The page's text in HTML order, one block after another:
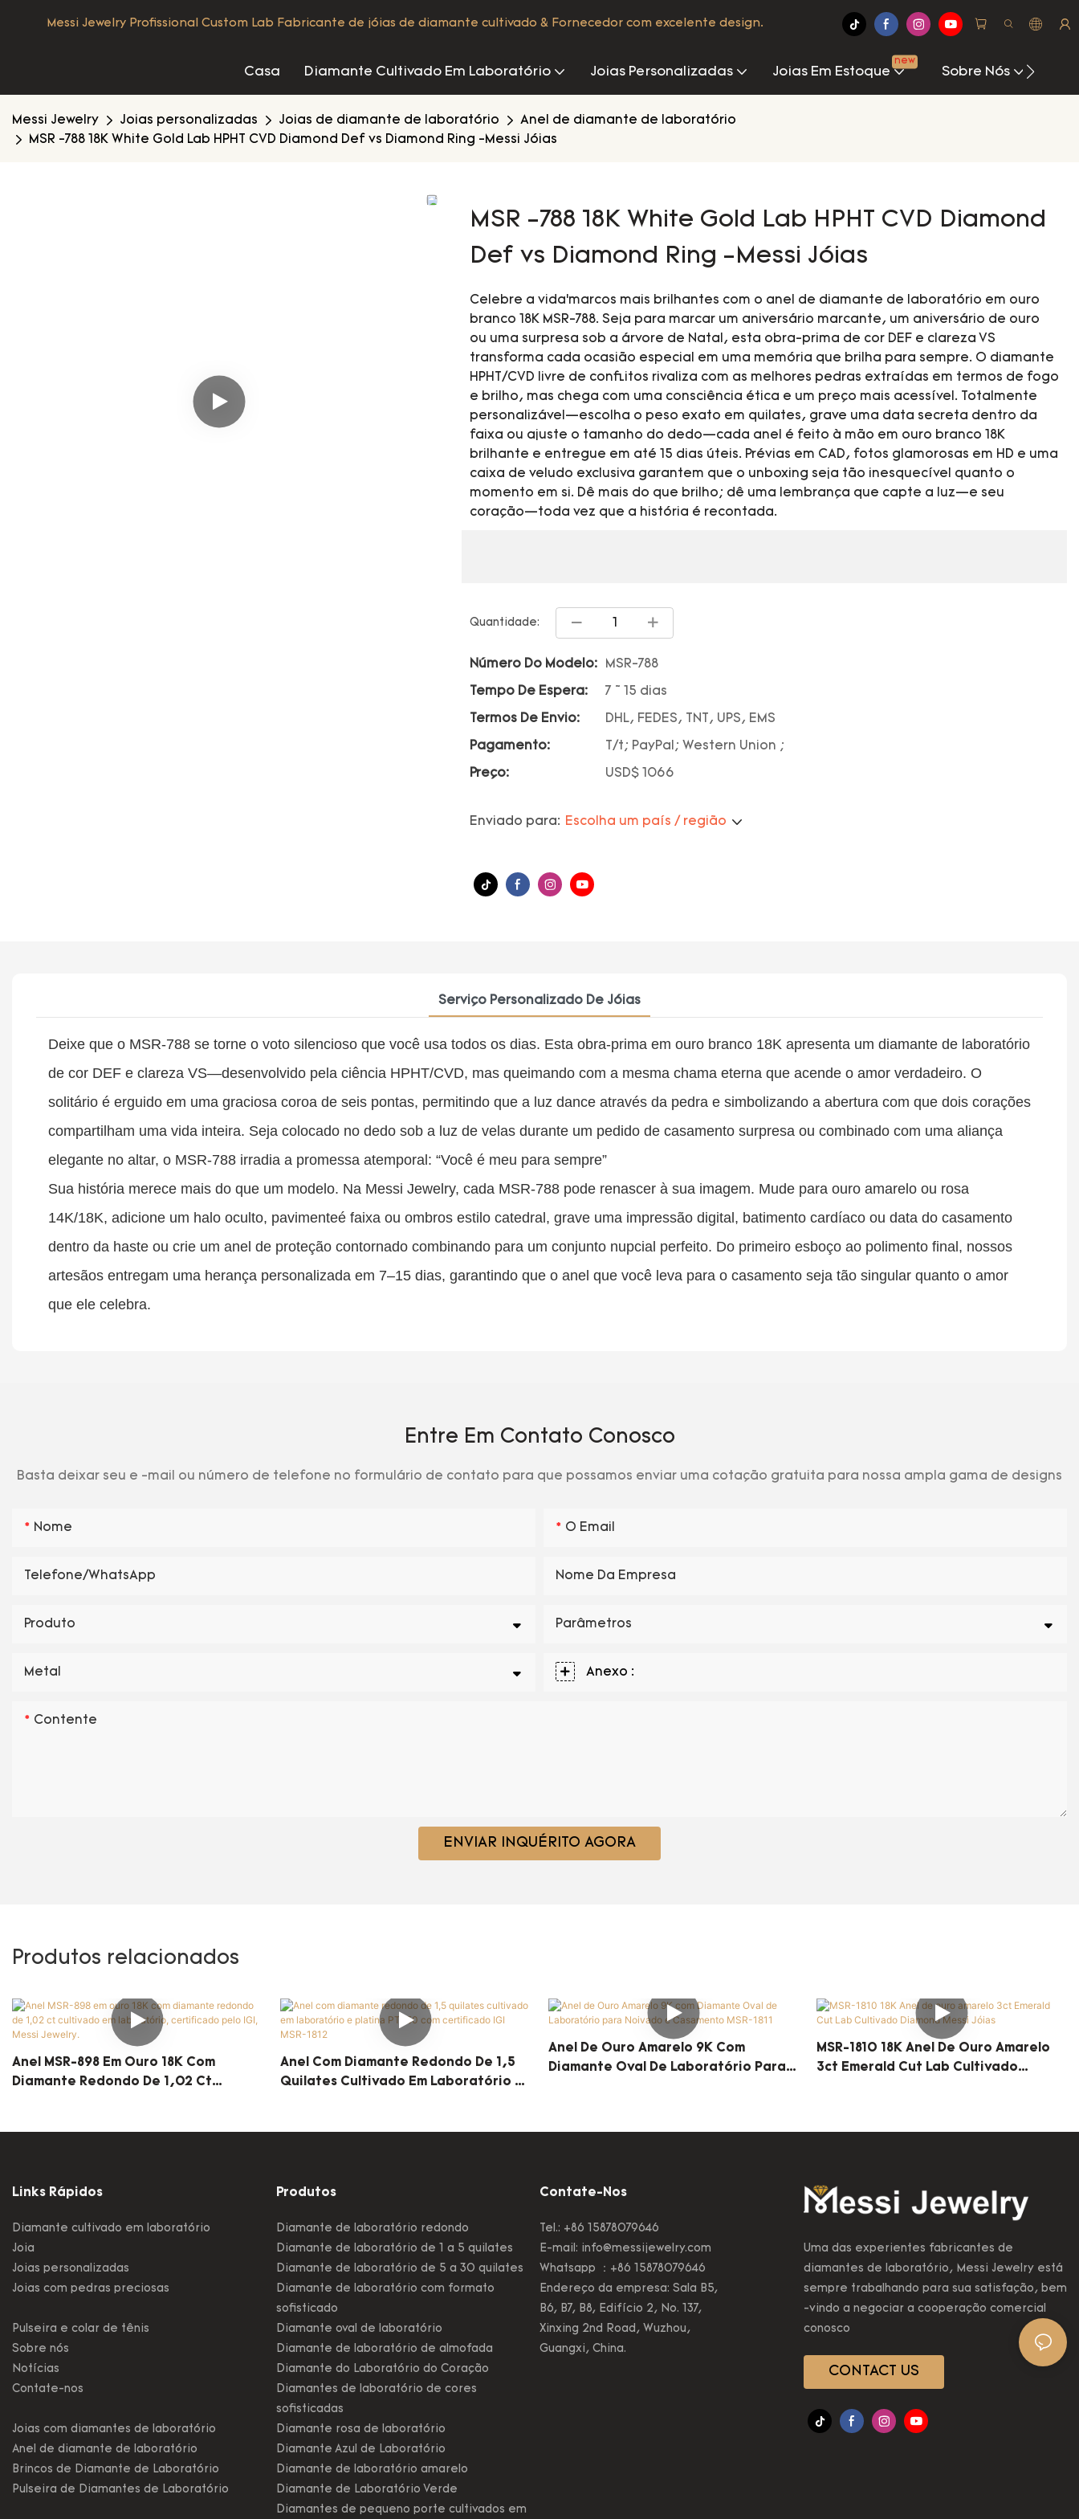
Messi Jewelry Profissional Custom Lab Fabricante de jóias de diamante cultivado & Fornecedor com excelente design.
Casa Diamante Cultivado Em Laboratório Joias Personalizadas Joias Em Estoque
new
Sobre Nós
Messi Jewelry Joias personalizadas Joias de diamante de laboratório
Anel de diamante de laboratório
MSR -788 18K White Gold Lab HPHT CVD Diamond Def vs Diamond Ring -Messi Jóias
MSR -788 18K White Gold Lab HPHT CVD Diamond
Def vs Diamond Ring -Messi Jóias
Celebre a vida’marcos mais brilhantes com o anel de diamante de laboratório em ouro
branco 18K MSR-788. Seja para marcar um aniversário marcante, um aniversário de ouro
ou uma surpresa sob a árvore de Natal, esta obra-prima de cor DEF e clareza VS
transforma cada ocasião especial em uma memória que brilha para sempre. O diamante
HPHT/CVD livre de conflitos rivaliza com as melhores pedras extraídas em termos de fogo
e brilho, mas chega com uma consciência ética e um preço mais acessível. Totalmente
personalizável—escolha o peso exato em quilates, grave uma data secreta dentro da
faixa ou ajuste o tamanho do dedo—cada anel é feito à mão em ouro branco 18K
brilhante e entregue em até 15 dias úteis. Prévias em CAD, fotos glamorosas em HD e uma
caixa de veludo exclusiva garantem que o unboxing seja tão inesquecível quanto o
momento em si. Dê mais do que brilho; dê uma lembrança que capte a luz—e seu
coração—toda vez que a história é recontada.
Quantidade:
Número Do Modelo: MSR-788
Tempo De Espera: 7 ~ 15 dias
Termos De Envio: DHL, FEDES, TNT, UPS, EMS
Pagamento: T/t; PayPal; Western Union ;
Preço: USD$ 1066
Enviado para: Escolha um país / região
Serviço Personalizado De Jóias
Deixe que o MSR-788 se torne o voto silencioso que você usa todos os dias. Esta obra-prima em ouro branco 18K apresenta um diamante de laboratório
de cor DEF e clareza VS—desenvolvido pela ciência HPHT/CVD, mas queimando com a mesma chama eterna que acende o amor verdadeiro. O
solitário é erguido em uma graciosa coroa de seis pontas, permitindo que a luz dance através da pedra e simbolizando a abertura com que dois corações
compartilham uma vida inteira. Seja colocado no dedo sob a luz de velas durante um pedido de casamento surpresa ou combinado com uma aliança
elegante no altar, o MSR-788 irradia a promessa atemporal: “Você é meu para sempre”
Sua história merece mais do que um modelo. Na Messi Jewelry, cada MSR-788 pode renascer à sua imagem. Mude para ouro amarelo ou rosa
14K/18K, adicione um halo oculto, pavimenteé faixa ou ombros estilo catedral, grave uma impressão digital, batimento cardíaco ou data do casamento
dentro da haste ou crie um anel de proteção contornado combinando para um conjunto nupcial perfeito. Do primeiro esboço ao polimento final, nossos
artesãos entregam uma herança personalizada em 7–15 dias, garantindo que o anel que você leva para o casamento seja tão singular quanto o amor
que ele celebra.
Entre Em Contato Conosco
Basta deixar seu e -mail ou número de telefone no formulário de contato para que possamos enviar uma cotação gratuita para nossa ampla gama de designs
Nome O Email
Telefone/WhatsApp Nome Da Empresa
Produto Parâmetros
Metal Anexo :
Contente
ENVIAR INQUÉRITO AGORA
Produtos relacionados
Anel MSR-898 Em Ouro 18K Com
Diamante Redondo De 1,02 Ct
Anel Com Diamante Redondo De 1,5
Quilates Cultivado Em Laboratório E
Anel De Ouro Amarelo 9K Com
Diamante Oval De Laboratório Para
MSR-1810 18K Anel De Ouro Amarelo
3ct Emerald Cut Lab Cultivado
Links Rápidos
Diamante cultivado em laboratório
Joia
Joias personalizadas
Joias com pedras preciosas
Pulseira e colar de tênis
Sobre nós
Notícias
Contate-nos
Joias com diamantes de laboratório
Anel de diamante de laboratório
Brincos de Diamante de Laboratório
Pulseira de Diamantes de Laboratório
Produtos
Diamante de laboratório redondo
Diamante de laboratório de 1 a 5 quilates
Diamante de laboratório de 5 a 30 quilates
Diamante de laboratório com formato
sofisticado
Diamante oval de laboratório
Diamante de laboratório de almofada
Diamante do Laboratório do Coração
Diamantes de laboratório de cores
sofisticadas
Diamante rosa de laboratório
Diamante Azul de Laboratório
Diamante de laboratório amarelo
Diamante de Laboratório Verde
Diamantes de pequeno porte cultivados em
Contate-Nos
Tel.: +86 15878079646
E-mail: info@messijewelry.com
Whatsapp ：+86 15878079646
Endereço da empresa: Sala B5,
B6, B7, B8, Edifício 2, No. 137,
Xinxing 2nd Road, Wuzhou,
Guangxi, China.
Uma das experientes fabricantes de
diamantes de laboratório, Messi Jewelry está
sempre trabalhando para sua satisfação, bem
-vindo a negociar a cooperação comercial
conosco
CONTACT US